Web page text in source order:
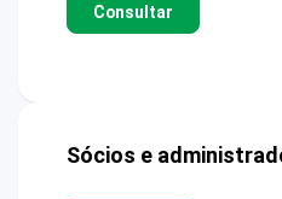
Consultar
Sócios e